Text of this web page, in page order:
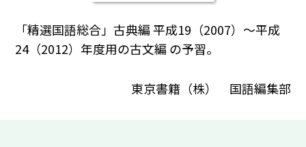
「精選国語総合」古典編 平成19（2007）～平成
24（2012）年度用の古文編 の予習。
東京書籍（株） 国語編集部